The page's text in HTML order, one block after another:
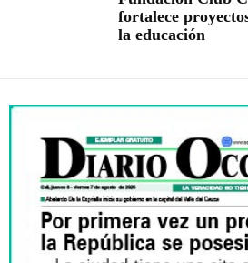
fortalece
la educación